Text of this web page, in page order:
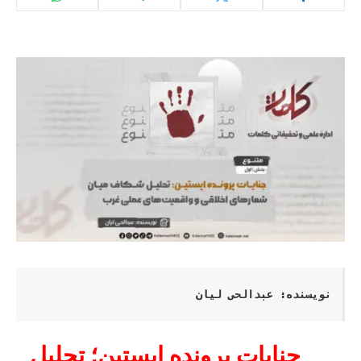
نویسنده: عبدالحی لیان
جنایات پرونده اپستین؛ تحلیل